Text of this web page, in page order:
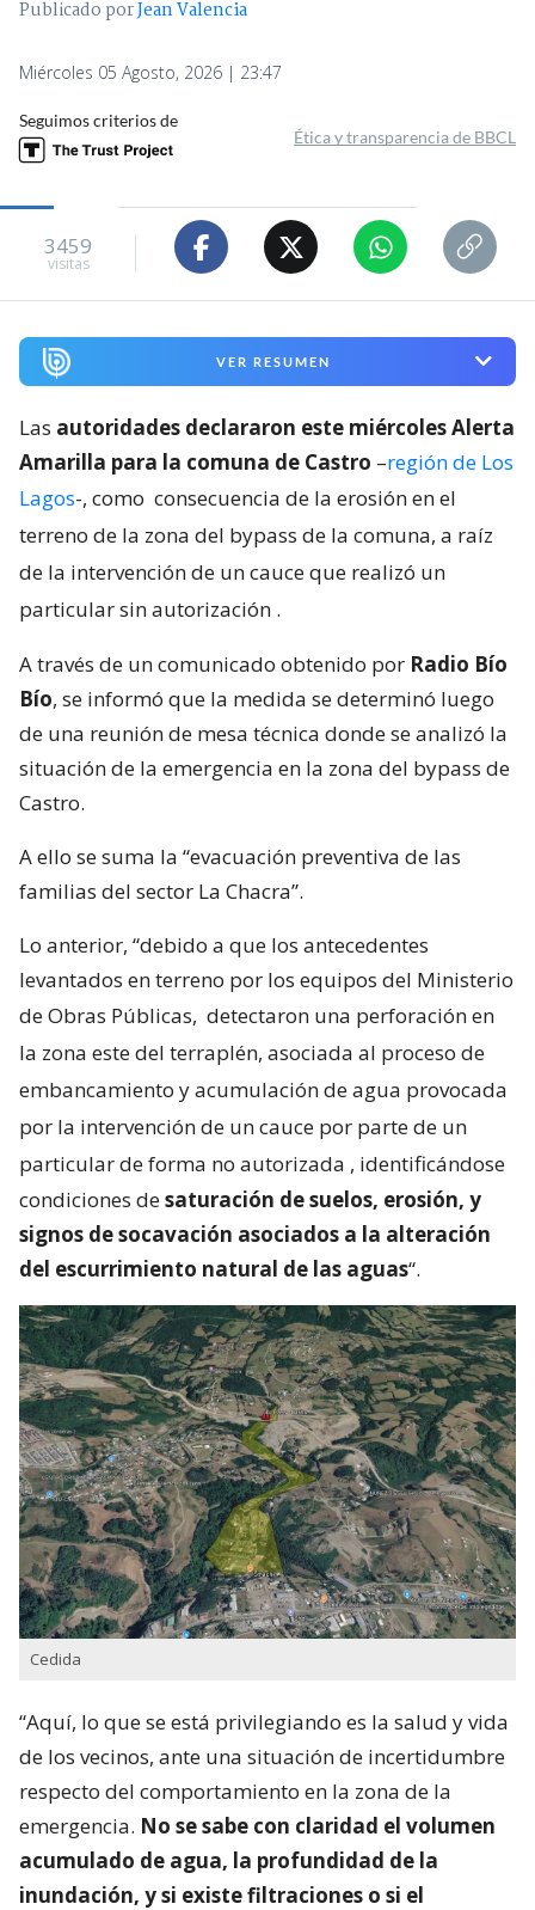
Publicado porJean Valencia
Miércoles 05 Agosto, 2026 | 23:47
Seguimos criterios de
Ética y transparencia de BBCL
3459
visitas
VER RESUMEN
Las autoridades declararon este miércoles Alerta
Amarilla para la comuna de Castro –región de Los
Lagos-, como consecuencia de la erosión en el
terreno de la zona del bypass de la comuna, a raíz
de la intervención de un cauce que realizó un
particular sin autorización .
A través de un comunicado obtenido por Radio Bío
Bío, se informó que la medida se determinó luego
de una reunión de mesa técnica donde se analizó la
situación de la emergencia en la zona del bypass de
Castro.
A ello se suma la “evacuación preventiva de las
familias del sector La Chacra”.
Lo anterior, “debido a que los antecedentes
levantados en terreno por los equipos del Ministerio
de Obras Públicas, detectaron una perforación en
la zona este del terraplén, asociada al proceso de
embancamiento y acumulación de agua provocada
por la intervención de un cauce por parte de un
particular de forma no autorizada , identificándose
condiciones desaturación de suelos, erosión, y
signos de socavación asociados a la alteración
del escurrimiento natural de las aguas“.
Cedida
“Aquí, lo que se está privilegiando es la salud y vida
de los vecinos, ante una situación de incertidumbre
respecto del comportamiento en la zona de la
emergencia. No se sabe con claridad el volumen
acumulado de agua, la profundidad de la
inundación, y si existe filtraciones o si el